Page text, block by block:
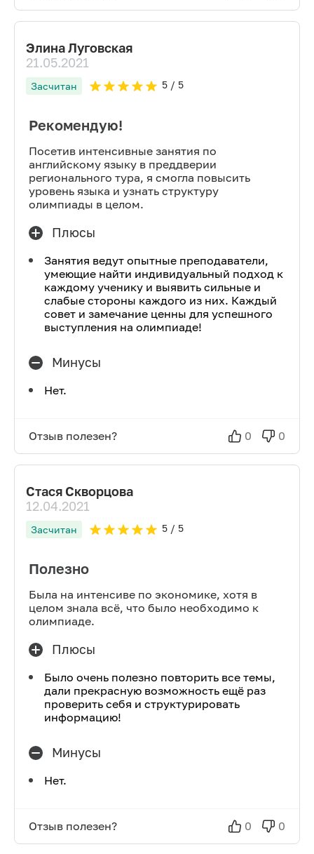
Элина Луговская
21.05.2021
Засчитан 5/ 5
Рекомендую!
Посетив интенсивные занятия по
английскому языку в преддверии
регионального тура, я смогла повысить
уровень языка и узнать структуру
олимпиады в целом.
Плюсы
Занятия ведут опытные преподаватели,
умеющие найти индивидуальный подход к
каждому ученику и выявить сильные и
слабые стороны каждого из них. Каждый
совет и замечание ценны для успешного
выступления на олимпиаде!
Минусы
Нет.
Отзыв полезен? 0 0
Стася Скворцова
12.04.2021
Засчитан 5/ 5
Полезно
Была на интенсиве по экономике, хотя в
целом знала всё, что было необходимо к
олимпиаде.
Плюсы
Было очень полезно повторить все темы,
дали прекрасную возможность ещё раз
проверить себя и структурировать
информацию!
Минусы
Нет.
Отзыв полезен? 0 0